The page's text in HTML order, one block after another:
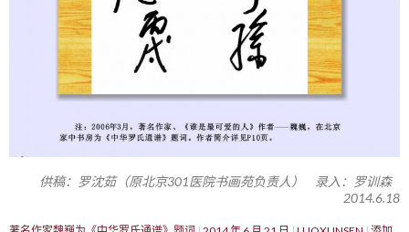
供稿：罗沈茹（原北京301医院书画苑负责人） 录入：罗训森
2014.6.18